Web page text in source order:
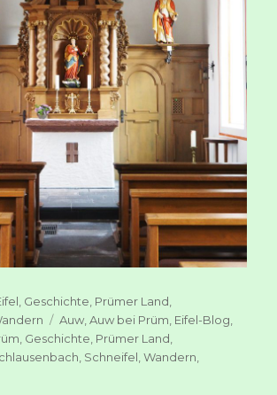
Geschichte Prümer Land
Schlagwörter
Auw ,Auw bei Prüm Eifel-Blog
Geschichte Prümer Land
Schneifel ,Wandern